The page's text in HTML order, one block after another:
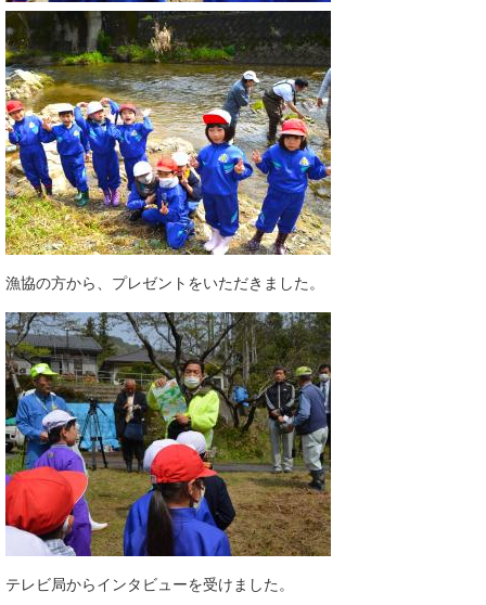
漁協の方から、プレゼントをいただきました。
テレビ局からインタビューを受けました。